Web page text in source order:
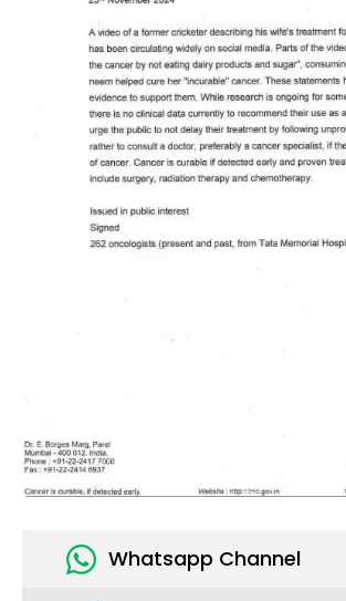
Whatsapp Channel